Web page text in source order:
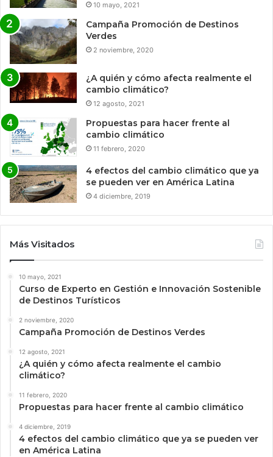
10 mayo, 2021
Campaña Promoción de Destinos
Verdes
2 noviembre, 2020
¿A quién y cómo afecta realmente el
cambio climático?
12 agosto, 2021
Propuestas para hacer frente al
cambio climático
11 febrero, 2020
4 efectos del cambio climático que ya
se pueden ver en América Latina
4 diciembre, 2019
Más Visitados
10 mayo, 2021
Curso de Experto en Gestión e Innovación Sostenible
de Destinos Turísticos
2 noviembre, 2020
Campaña Promoción de Destinos Verdes
12 agosto, 2021
¿A quién y cómo afecta realmente el cambio
climático?
11 febrero, 2020
Propuestas para hacer frente al cambio climático
4 diciembre, 2019
4 efectos del cambio climático que ya se pueden ver
en América Latina